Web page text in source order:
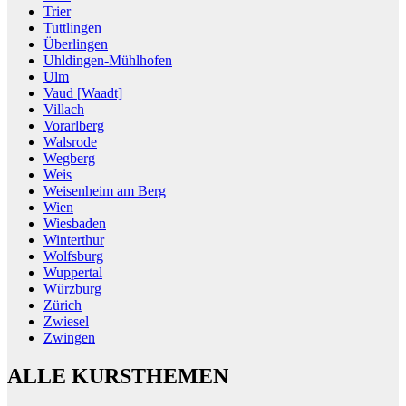
Trier
Tuttlingen
Überlingen
Uhldingen-Mühlhofen
Ulm
Vaud [Waadt]
Villach
Vorarlberg
Walsrode
Wegberg
Weis
Weisenheim am Berg
Wien
Wiesbaden
Winterthur
Wolfsburg
Wuppertal
Würzburg
Zürich
Zwiesel
Zwingen
ALLE KURSTHEMEN